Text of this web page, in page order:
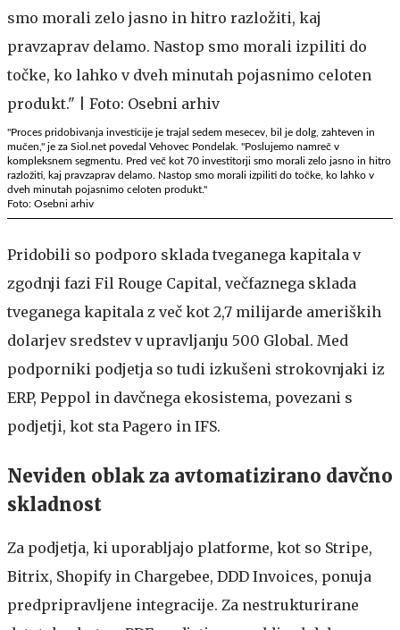
"Proces pridobivanja investicije je trajal sedem mesecev, bil je dolg, zahteven in
mučen," je za Siol.net povedal Vehovec Pondelak. "Poslujemo namreč v
kompleksnem segmentu. Pred več kot 70 investitorji smo morali zelo jasno in hitro
razložiti, kaj pravzaprav delamo. Nastop smo morali izpiliti do točke, ko lahko v
dveh minutah pojasnimo celoten produkt."
Foto: Osebni arhiv
Pridobili so podporo sklada tveganega kapitala v
zgodnji fazi Fil Rouge Capital, večfaznega sklada
tveganega kapitala z več kot 2,7 milijarde ameriških
dolarjev sredstev v upravljanju 500 Global. Med
podporniki podjetja so tudi izkušeni strokovnjaki iz
ERP, Peppol in davčnega ekosistema, povezani s
podjetji, kot sta Pagero in IFS.
Neviden oblak za avtomatizirano davčno
skladnost
Za podjetja, ki uporabljajo platforme, kot so Stripe,
Bitrix, Shopify in Chargebee, DDD Invoices, ponuja
predpripravljene integracije. Za nestrukturirane